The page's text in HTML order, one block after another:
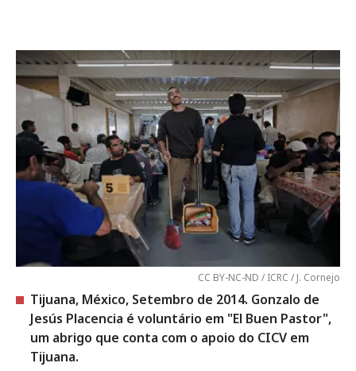
CC BY-NC-ND / ICRC / J. Cornejo
Tijuana, México, Setembro de 2014. Gonzalo de
Jesús Placencia é voluntário em "El Buen Pastor",
um abrigo que conta com o apoio do CICV em
Tijuana.